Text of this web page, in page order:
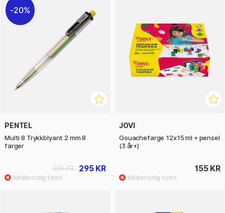
20%
PENTEL
Multi 8 Trykkblyant 2 mm 8
farger
295 KR
369 KR
JOVI
Gouachefarge 12x15 ml + pensel
(3 år+)
155 KR